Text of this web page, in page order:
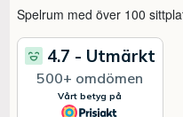
Spelrum med över 100